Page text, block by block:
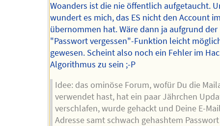
Woanders ist die nie öffentlich aufgetaucht.
wundert es mich, das ES nicht den Account
übernommen hat. Wäre dann ja aufgrund der
"Passwort vergessen"-Funktion leicht
gewesen. Scheint also noch ein Fehler im
Algorithmus zu sein ;-P
Idee: das ominöse Forum, wofür Du die
verwendet hast, hat ein paar Jährchen
verschlafen, wurde gehackt und Deine E-
Adresse samt schwach gehashtem